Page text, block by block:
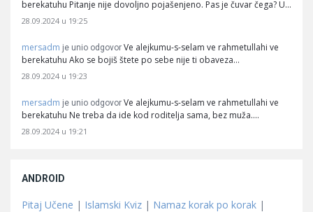
berekatuhu Pitanje nije dovoljno pojašenjeno. Pas je čuvar čega? U…
28.09.2024 u 19:25
mersadm je unio odgovor Ve alejkumu-s-selam ve rahmetullahi ve
berekatuhu Ako se bojiš štete po sebe nije ti obaveza…
28.09.2024 u 19:23
mersadm je unio odgovor Ve alejkumu-s-selam ve rahmetullahi ve
berekatuhu Ne treba da ide kod roditelja sama, bez muža.…
28.09.2024 u 19:21
ANDROID
Pitaj Učene | Islamski Kviz | Namaz korak po korak |